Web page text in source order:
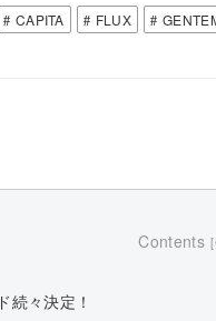
CAPITA FLUX
Contents
続々決定！